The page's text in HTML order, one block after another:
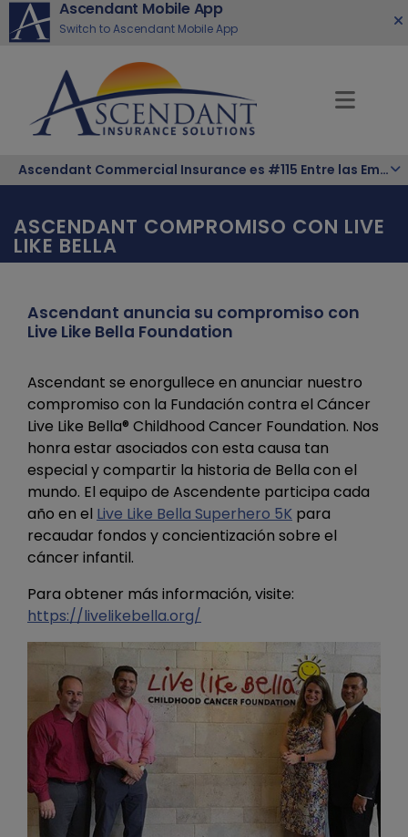
Ascendant Mobile App
Switch to Ascendant Mobile App
Ascendant Commercial Insurance es #115 Entre las Empresas Hispanas Más Grandes de la Nación
ASCENDANT COMPROMISO CON LIVE
LIKE BELLA
Ascendant anuncia su compromiso con
Live Like Bella Foundation
Ascendant se enorgullece en anunciar nuestro
compromiso con la Fundación contra el Cáncer
Live Like Bella® Childhood Cancer Foundation. Nos
honra estar asociados con esta causa tan
especial y compartir la historia de Bella con el
mundo. El equipo de Ascendente participa cada
año en el Live Like Bella Superhero 5K para
recaudar fondos y concientización sobre el
cáncer infantil.
Para obtener más información, visite:
https://livelikebella.org/